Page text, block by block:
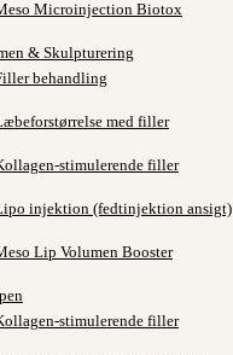
Microinjection Biotox
& Skulpturering
behandling
med filler
stimulerende filler
injektion (fedtinjektion ansigt)
Lip Volumen Booster
stimulerende filler